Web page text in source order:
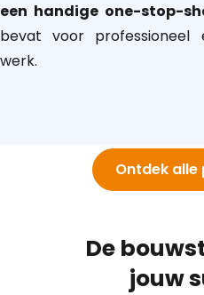
een handige one-stop-
bevat voor professioneel
werk.
Ontdek
De
jouw